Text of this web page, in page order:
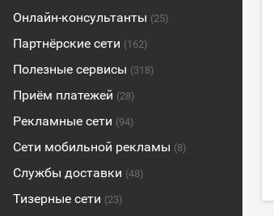
Онлайн-консультанты (25)
Партнёрские сети (162)
Полезные сервисы (318)
Приём платежей (28)
Рекламные сети (94)
Сети мобильной рекламы (8)
Службы доставки (48)
Тизерные сети (23)